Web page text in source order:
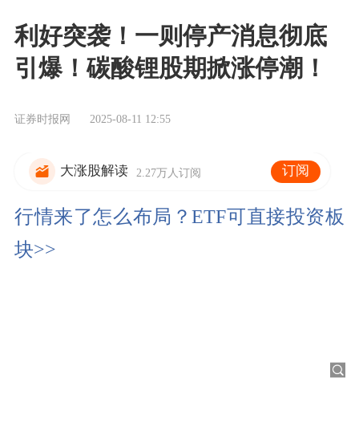
利好突袭！一则停产消息彻底
引爆！碳酸锂股期掀涨停潮！
证券时报网 2025-08-11 12:55
大涨股解读 2.27万人订阅 订阅
行情来了怎么布局？ETF可直接投资板
块>>